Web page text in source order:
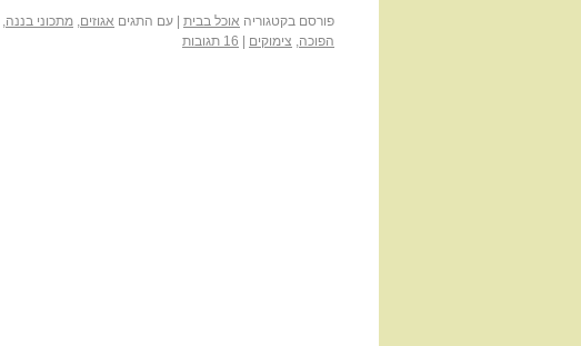
פורסם בקטגוריה אוכל בבית עם התגים אגוזים, מתכוני בננה,
הפוכה, צימוקים 16 תגובות